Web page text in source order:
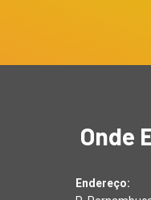
Onde
Endereço: